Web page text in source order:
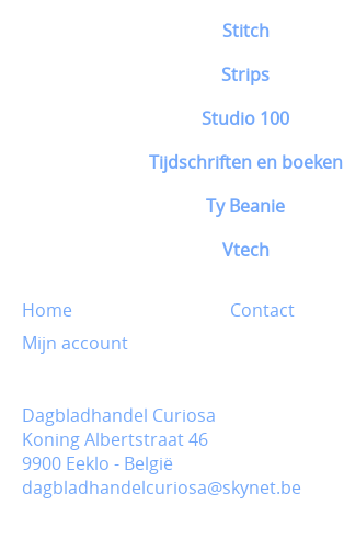
Stitch
Strips
Studio 100
Tijdschriften en boeken
Ty Beanie
Vtech
Home
Contact
Mijn account
Dagbladhandel Curiosa
Koning Albertstraat 46
9900 Eeklo - België
dagbladhandelcuriosa@skynet.be